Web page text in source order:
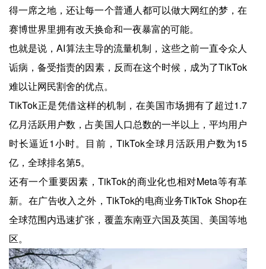
得一席之地，还让每一个普通人都可以做大网红的梦，在
赛博世界里拥有改天换命和一夜暴富的可能。
也就是说，AI算法主导的流量机制，这些之前一直令众人
诟病，备受指责的因素，反而在这个时候，成为了TikTok
难以让网民割舍的优点。
TikTok正是凭借这样的机制，在美国市场拥有了超过1.7
亿月活跃用户数，占美国人口总数的一半以上，平均用户
时长逼近1小时。目前，TikTok全球月活跃用户数为15
亿，全球排名第5。
还有一个重要因素，TikTok的商业化也相对Meta等有革
新。在广告收入之外，TikTok的电商业务TikTok Shop在
全球范围内迅速扩张，覆盖东南亚六国及英国、美国等地
区。